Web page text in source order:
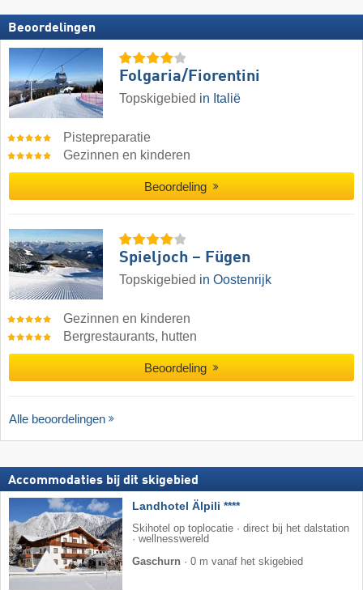
Beoordelingen
Folgaria/​Fiorentini
Topskigebied in Italië
Pistepreparatie
Gezinnen en kinderen
Beoordeling
Spieljoch – Fügen
Topskigebied in Oostenrijk
Gezinnen en kinderen
Bergrestaurants, hutten
Beoordeling
Alle beoordelingen
Accommodaties bij dit skigebied
Landhotel Älpili ****
Skihotel op toplocatie · direct bij het dalstation
· wellnesswereld
Gaschurn · 0 m vanaf het skigebied